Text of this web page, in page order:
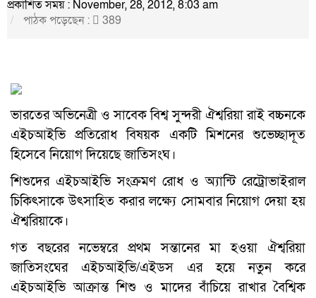
প্রকাশিত সময় : November, 28, 2012, 8:03 am
পাঠক পড়েছেন :
389
ভারতের অভিনেত্রী ও সাবেক বিশ্ব সুন্দরী ঐশ্বরিয়া রাই বচ্চনকে
এইচআইভি প্রতিরোধ বিষয়ক একটি মিশনের শুভেচ্ছাদূত
হিসেবে নিয়োগ দিয়েছে জাতিসংঘ।
শিশুদের এইচআইভি সংক্রমণ রোধ ও অ্যান্টি রেট্রোভাইরাল
চিকিৎসাকে উৎসাহিত করার লক্ষ্যে সোমবার নিয়োগ দেয়া হয়
ঐশ্বরিয়াকে।
গত বছরের নভেম্বরে প্রথম সন্তানের মা হওয়া ঐশ্বরিয়া
জাতিসংঘের এইচআইভি/এইডস এর হয়ে নতুন করে
এইচআইভি আক্রান্ত শিশু ও মাদের বাঁচিয়ে রাখার বৈশ্বিক